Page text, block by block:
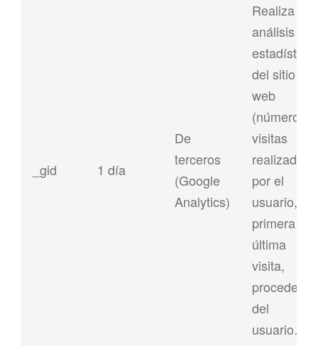
_gid 1 día
De
terceros
(Google
Analytics)
Realiza un
análisis
estadístico
del sitio
web
(número de
visitas
realizadas
por el
usuario,
primera y
última
visita,
del
usuario…)